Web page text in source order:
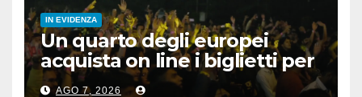
IN EVIDENZA
Un quarto degli europei
acquista on line i biglietti per
gli spettacoli
AGO 7, 2026